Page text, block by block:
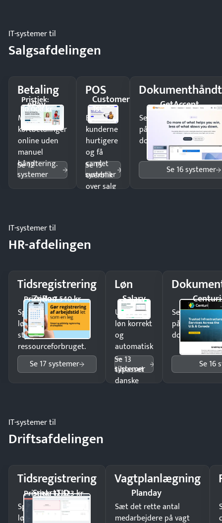
IT-systemer til
Salgsafdelingen
Betaling
ePay
Pristjek:
10.008 kr
Modtag
kortbetalinger
online uden
manuel
håndtering.
Se 12
systemer
POS
Customer
1st
Ekspedér
kunderne
hurtigere
og få
samlet
overblik
over salg
Se 15
systemer
GetAccept
Send kontrakter til
på minutter og mist
dokumenter.
Se 16 systemer
IT-systemer til
HR-afdelingen
Tidsregistrering
ZeBon
Pristjek: 7.540 kr
Spar tid på
lønberegning og få
styr på
ressourceforbruget.
Se 17 systemer
Løn
Salary
Udbetal
løn korrekt
og
automatisk
—
tilpasset
danske
Se 13
systemer
Centuri
Send
på minutter
dokumenter.
Se 16
IT-systemer til
Driftsafdelingen
Tidsregistrering
SmartTID
Pristjek: 12.523 kr
Spar tid på
lønberegning og få
Vagtplanlægning
Planday
Sæt det rette antal
medarbejdere på vagt